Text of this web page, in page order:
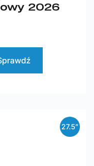
2026
27.5″